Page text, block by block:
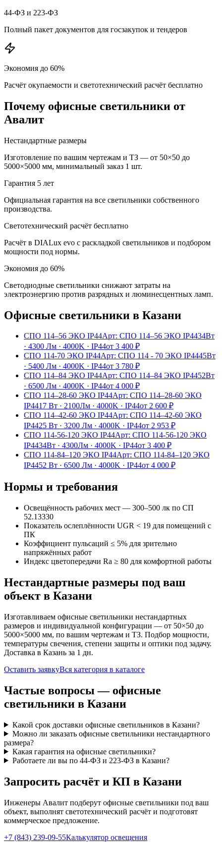
44-ФЗ и 223-ФЗ
Полный пакет документов для госзакупок и тендеров
Экономия до 60%
Расчёт окупаемости и светотехнический расчёт бесплатно
Почему офисные светильники от
Авалит
Нестандартные размеры
Изготовление по вашим чертежам и ТЗ — от 50×50 до
5000×5000 мм, минимальный заказ 1 шт.
Гарантия 5 лет
Официальная гарантия на все светильники собственного
производства.
Светотехнический расчёт бесплатно
Расчёт в DIALux evo с раскладкой светильников и подбором
мощности под нормы.
Экономия до 60%
Светодиодные светильники снижают затраты на
электроэнергию против разрядных и люминесцентных ламп.
Офисные светильники в Казани
СПО 114–56 ЭКО IP44Арт: СПО 114–56 ЭКО IP4434Вт
· 4300 Лм · 4000K · IP44от 3 400 ₽
СПО 114-70 ЭКО IP44Арт: СПО 114 - 70 ЭКО IP4445Вт
· 5400 Лм · 4000K · IP44от 3 780 ₽
СПО 114–84 ЭКО IP44Арт: СПО 114–84 ЭКО IP4452Вт
· 6500 Лм · 4000K · IP44от 4 000 ₽
СПО 114–28-60 ЭКО IP44Арт: СПО 114–28-60 ЭКО
IP4417 Вт · 2100Лм · 4000K · IP44от 2 600 ₽
СПО 114–42-60 ЭКО IP44Арт: СПО 114–42-60 ЭКО
IP4425 Вт · 3200 Лм · 4000K · IP44от 2 953 ₽
СПО 114-56-120 ЭКО IP44Арт: СПО 114-56-120 ЭКО
IP4434Вт · 4300Лм · 4000K · IP44от 3 400 ₽
СПО 114-84–120 ЭКО IP44Арт: СПО 114-84–120 ЭКО
IP4452 Вт · 6500 Лм · 4000K · IP44от 4 000 ₽
Нормы и требования
Освещённость рабочих мест — 300–500 лк по СП
52.13330
Показатель ослеплённости UGR < 19 для помещений с
ПК
Коэффициент пульсаций ≤ 5% для зрительно
напряжённых работ
Индекс цветопередачи Ra ≥ 80 для комфортной работы
Нестандартные размеры под ваш
объект в Казани
Изготавливаем офисные светильники нестандартных
размеров и индивидуальной конфигурации — от 50×50 до
5000×5000 мм, по вашим чертежам и ТЗ. Подбор мощности,
температуры свечения, степени защиты и оптики под задачу.
Доставка в Казань за 1 дн.
Оставить заявкуВся категория в каталоге
Частые вопросы — офисные
светильники в Казани
Какой срок доставки офисные светильников в Казани?
Можно ли заказать офисные светильники нестандартного
размера?
Какая гарантия на офисные светильники?
Работаете ли вы по 44-ФЗ и 223-ФЗ в Казани?
Запросить расчёт и КП в Казани
Инженеры Авалит подберут офисные светильники под ваш
объект, выполнят светотехнический расчёт и подготовят
коммерческое предложение.
+7 (843) 239-09-55Калькулятор освещения